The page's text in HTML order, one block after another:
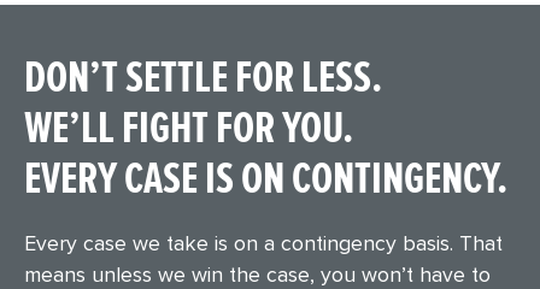
DON’T SETTLE FOR LESS.
WE’LL FIGHT FOR YOU.
EVERY CASE IS ON CONTINGENCY.
Every case we take is on a contingency basis. That
means unless we win the case, you won’t have to